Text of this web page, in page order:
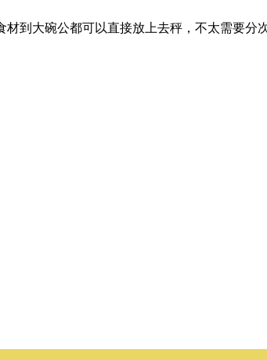
到大碗公都可以直接放上去秤，不太需要